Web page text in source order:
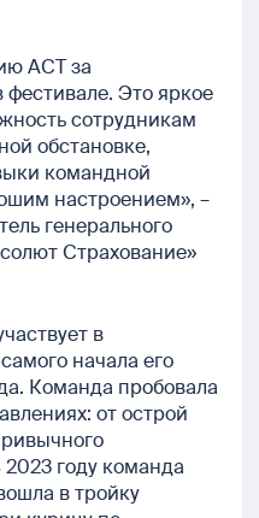
АСТ за
Это яркое
сотрудникам
обстановке,
командной
настроением», –
генерального
Страхование»
в
начала его
Команда пробовала
от острой
году команда
в тройку